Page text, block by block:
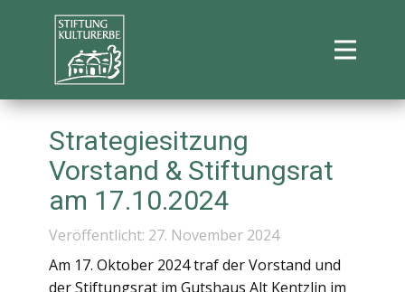
Strategiesitzung
Vorstand & Stiftungsrat
am 17.10.2024
Veröffentlicht: 27. November 2024
Am 17. Oktober 2024 traf der Vorstand und
der Stiftungsrat im Gutshaus Alt Kentzlin im